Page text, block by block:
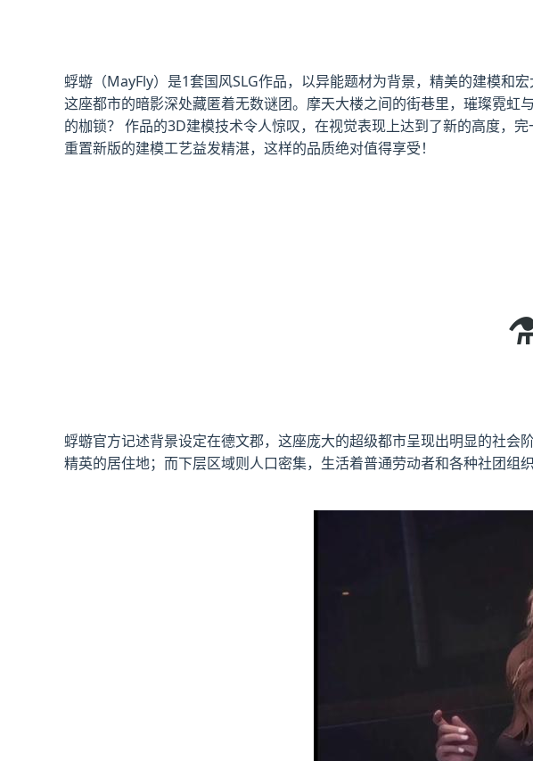
蜉蝣（MayFly）是1套国风SLG作品，以异能题材为背景，精美的建模和
这座都市的暗影深处藏匿着无数谜团。摩天大楼之间的街巷里，璀璨霓
的枷锁？ 作品的3D建模技术令人惊叹，在视觉表现上达到了新的高度，
重置新版的建模工艺益发精湛，这样的品质绝对值得享受！
蜉蝣官方记述背景设定在德文郡，这座庞大的超级都市呈现出明显的社
精英的居住地；而下层区域则人口密集，生活着普通劳动者和各种社团组